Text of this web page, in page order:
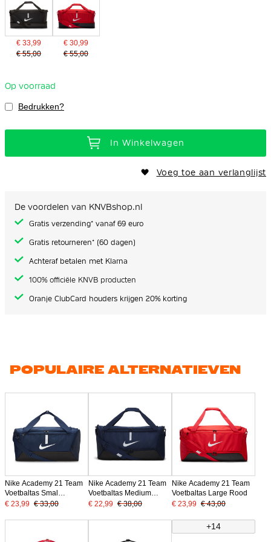
€ 33,99
€ 55,00
€ 30,99
€ 55,00
Op voorraad
Bedrukken?
In Winkelwagen
Voeg toe aan verlanglijst
De voordelen van KNVBshop.nl
Gratis verzending* vanaf 69 euro
Gratis retourneren* (60 dagen)
Achteraf betalen met Klarna
100% officiële KNVB producten
Oranje ClubCard houders krijgen 20% korting
POPULAIRE ALTERNATIEVEN
Nike Academy 21 Team
Voetbaltas Smal
Donkerblauw
€ 23,99 € 33,00
Nike Academy 21 Team
Voetbaltas Medium
Donkerblauw
€ 22,99 € 38,00
Nike Academy 21 Team
Voetbaltas Large Rood
€ 23,99 € 43,00
+14